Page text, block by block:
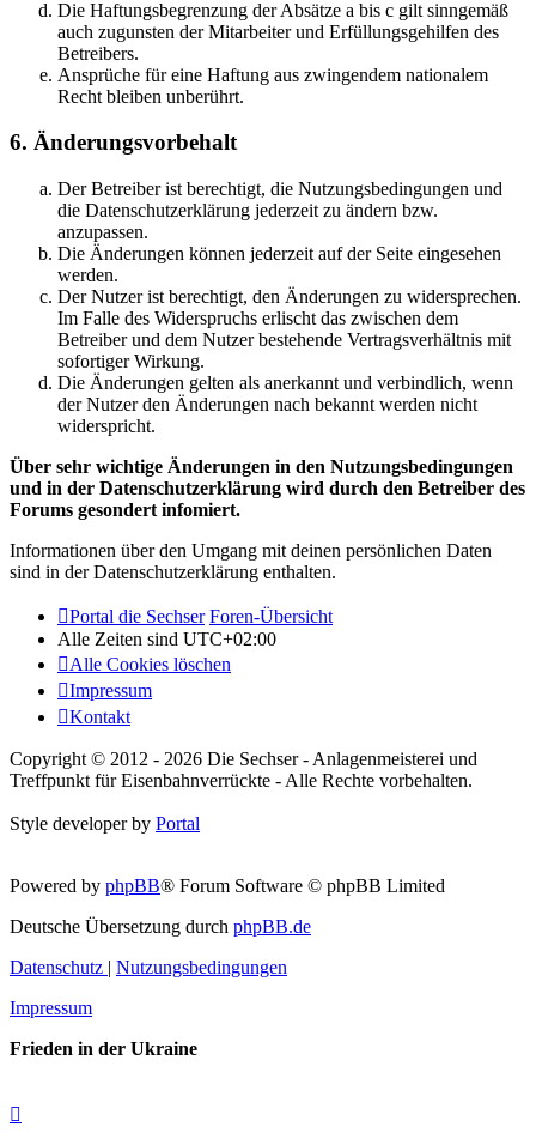
Die Haftungsbegrenzung der Absätze a bis c gilt sinngemäß
auch zugunsten der Mitarbeiter und Erfüllungsgehilfen des
Betreibers.
Ansprüche für eine Haftung aus zwingendem nationalem
Recht bleiben unberührt.
6. Änderungsvorbehalt
Der Betreiber ist berechtigt, die Nutzungsbedingungen und
die Datenschutzerklärung jederzeit zu ändern bzw.
anzupassen.
Die Änderungen können jederzeit auf der Seite eingesehen
werden.
Der Nutzer ist berechtigt, den Änderungen zu widersprechen.
Im Falle des Widerspruchs erlischt das zwischen dem
Betreiber und dem Nutzer bestehende Vertragsverhältnis mit
sofortiger Wirkung.
Die Änderungen gelten als anerkannt und verbindlich, wenn
der Nutzer den Änderungen nach bekannt werden nicht
widerspricht.
Über sehr wichtige Änderungen in den Nutzungsbedingungen
und in der Datenschutzerklärung wird durch den Betreiber des
Forums gesondert infomiert.
Informationen über den Umgang mit deinen persönlichen Daten
sind in der Datenschutzerklärung enthalten.
Portal die Sechser Foren-Übersicht
Alle Zeiten sind UTC+02:00
Alle Cookies löschen
Impressum
Kontakt
Copyright © 2012 - 2026 Die Sechser - Anlagenmeisterei und
Treffpunkt für Eisenbahnverrückte - Alle Rechte vorbehalten.
Style developer by Portal
Powered by phpBB® Forum Software © phpBB Limited
Deutsche Übersetzung durch phpBB.de
Datenschutz | Nutzungsbedingungen
Impressum
Frieden in der Ukraine